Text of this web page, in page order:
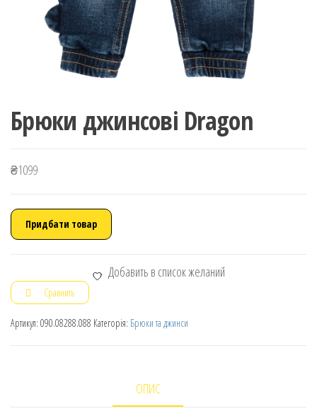
Брюки джинсові Dragon
₴1099
Придбати товар
Добавить в список желаний
Сравнить
Артикул: 090.08288.088 Категорія: Брюки та джинси
ОПИС